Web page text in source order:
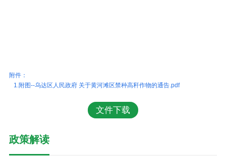
附件：
1.附图--乌达区人民政府 关于黄河滩区禁种高秆作物的通告.pdf
文件下载
政策解读